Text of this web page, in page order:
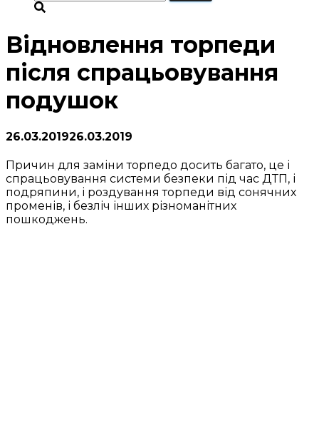
Відновлення торпеди
після спрацьовування
подушок
26.03.201926.03.2019
Причин для заміни торпедо досить багато, це і
спрацьовування системи безпеки під час ДТП, і
подряпини, і роздування торпеди від сонячних
променів, і безліч інших різноманітних
пошкоджень.